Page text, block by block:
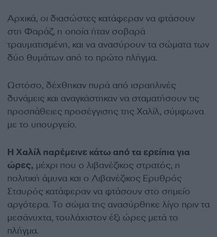
Αρχικά, οι διασώστες κατάφεραν να φτάσουν
στη Φαράζ, η οποία ήταν σοβαρά
τραυματισμένη, και να ανασύρουν τα σώματα των
δύο θυμάτων από το πρώτο πλήγμα.
Ωστόσο, δέχθηκαν πυρά από ισραηλινές
δυνάμεις και αναγκάστηκαν να σταματήσουν τις
προσπάθειες προσέγγισης της Χαλίλ, σύμφωνα
με το υπουργείο.
Η Χαλίλ παρέμεινε κάτω από τα ερείπια για
ώρες, μέχρι που ο λιβανέζικος στρατός, η
πολιτική άμυνα και ο Λιβανέζικος Ερυθρός
Σταυρός κατάφεραν να φτάσουν στο σημείο
αργότερα. Το σώμα της ανασύρθηκε λίγο πριν τα
μεσάνυχτα, τουλάχιστον έξι ώρες μετά το
πλήγμα.